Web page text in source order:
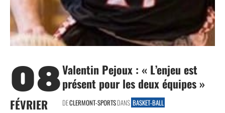
08
FÉVRIER
Valentin Pejoux : « L’enjeu est
présent pour les deux équipes »
DECLERMONT-SPORTSDANS BASKET-BALL